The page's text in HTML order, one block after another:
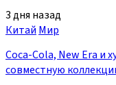
3 дня назад
Китай Мир
Coca-Cola, New Era и
совместную